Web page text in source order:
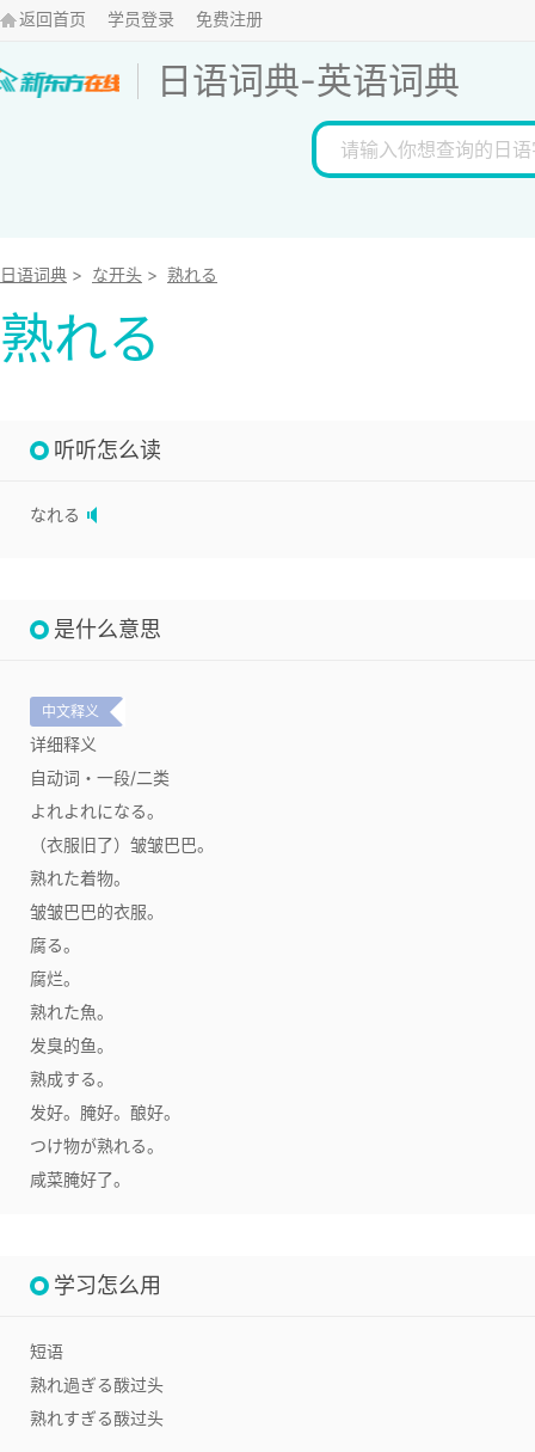
返回首页 学员登录 免费注册
日语词典-英语词典
日语词典 > な开头 > 熟れる
熟れる
听听怎么读
なれる
是什么意思
中文释义
详细释义
自动词・一段/二类
よれよれになる。
（衣服旧了）皱皱巴巴。
熟れた着物。
皱皱巴巴的衣服。
腐る。
腐烂。
熟れた魚。
发臭的鱼。
熟成する。
发好。腌好。酿好。
つけ物が熟れる。
咸菜腌好了。
学习怎么用
短语
熟れ過ぎる酦过头
熟れすぎる酦过头